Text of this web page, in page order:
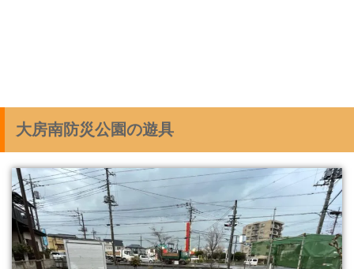
大房南防災公園の遊具